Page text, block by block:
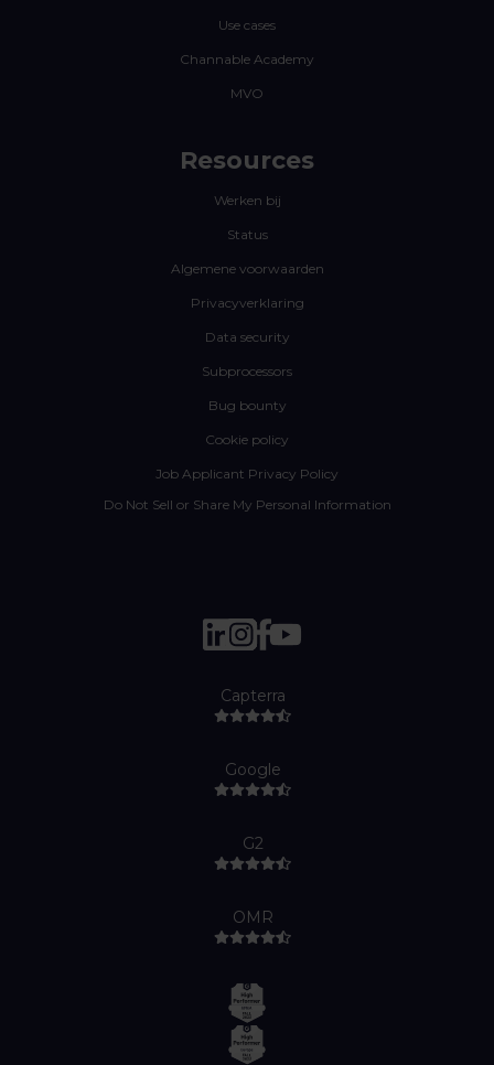
Use cases
Channable Academy
MVO
Resources
Werken bij
Status
Algemene voorwaarden
Privacyverklaring
Data security
Subprocessors
Bug bounty
Cookie policy
Job Applicant Privacy Policy
Do Not Sell or Share My Personal Information
Capterra
Google
G2
OMR